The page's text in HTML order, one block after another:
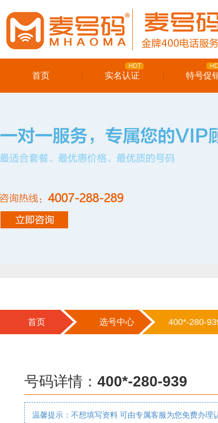
首页 实名认证 特号促
首页 选号中心 400*-280-
号码详情： 400*-280-939
温馨提示：不想填写资料 可由专属客服为您免费办理